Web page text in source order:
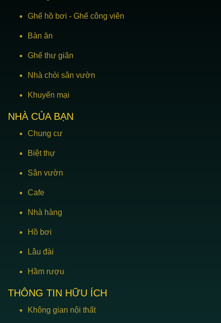
Ghế hồ bơi - Ghế công viên
Bàn ăn
Ghế thư giãn
Nhà chòi sân vườn
Khuyến mại
NHÀ CỦA BẠN
Chung cư
Biệt thự
Sân vườn
Cafe
Nhà hàng
Hồ bơi
Lâu đài
Hầm rượu
THÔNG TIN HỮU ÍCH
Không gian nội thất